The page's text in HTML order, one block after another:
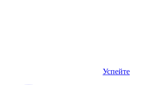
Успейте